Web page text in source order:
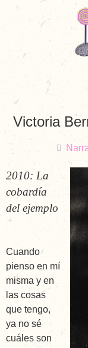
Victoria
2010: La
cobardía
del ejemplo
Cuando
pienso en mí
misma y en
las cosas
que tengo,
ya no sé
cuáles son